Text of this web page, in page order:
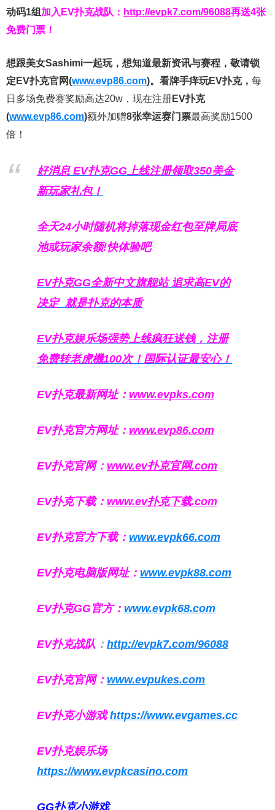
动码1组 加入EV扑克战队： http://evpk7.com/96088再送4张
免费门票！
想跟美女Sashimi一起玩， 想知道最新资讯与赛程， 敬请锁
定EV扑克官网(www.evp86.com)。 看牌手痒玩EV扑克， 每
日多场免费赛奖励高达20w，现在注册EV扑克
(www.evp86.com)额外加赠8张幸运赛门票最高奖励1500
倍！
好消息 EV扑克GG上线注册领取350美金
新玩家礼包！
全天24小时随机将掉落现金红包至牌局底
池或玩家余额!快体验吧
EV扑克GG全新中文旗舰站追求高EV的
决定 就是扑克的本质
EV扑克娱乐场强势上线疯狂送钱，注册
免费转老虎機100次！国际认证最安心！
EV扑克最新网址： www.evpks.com
EV扑克官方网址： www.evp86.com
EV扑克官网： www.ev扑克官网.com
EV扑克下载： www.ev扑克下载.com
EV扑克官方下载： www.evpk66.com
EV扑克电脑版网址： www.evpk88.com
EV扑克GG官方： www.evpk68.com
EV扑克战队 ： http://evpk7.com/96088
EV扑克官网： www.evpukes.com
EV扑克小游戏https://www.evgames.cc
EV扑克娱乐场
https://www.evpkcasino.com
GG扑克小游戏